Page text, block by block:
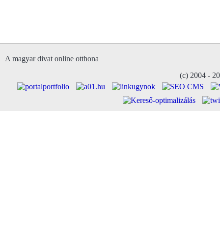
A magyar divat online otthona
(c) 2004 -